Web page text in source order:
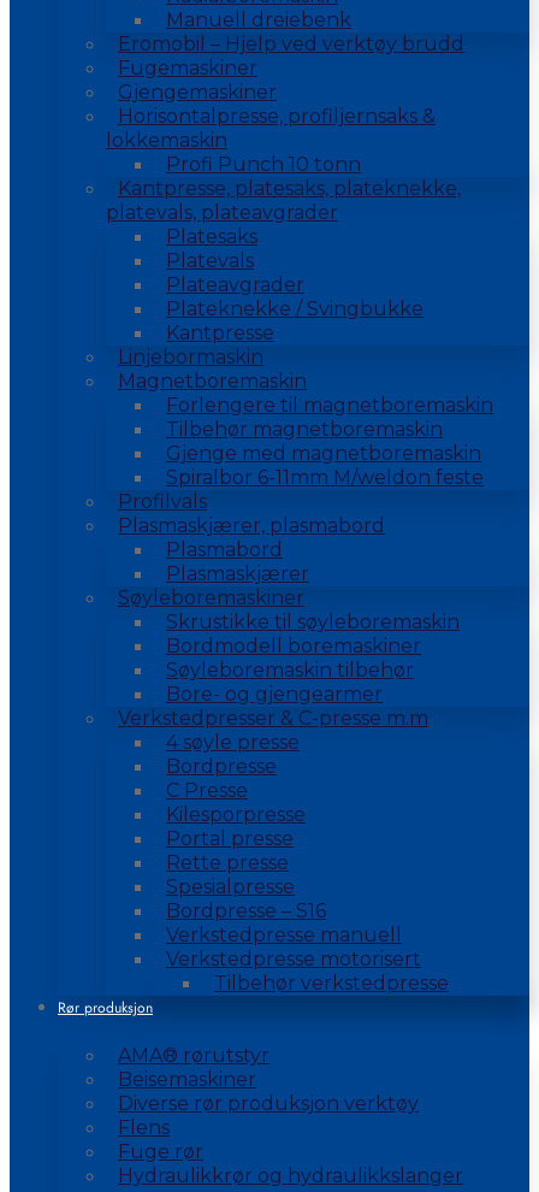
Manuell dreiebenk
Eromobil – Hjelp ved verktøy brudd
Fugemaskiner
Gjengemaskiner
Horisontalpresse, profiljernsaks &
lokkemaskin
Profi Punch 10 tonn
Kantpresse, platesaks, plateknekke,
platevals, plateavgrader
Platesaks
Platevals
Plateavgrader
Plateknekke / Svingbukke
Kantpresse
Linjebormaskin
Magnetboremaskin
Forlengere til magnetboremaskin
Tilbehør magnetboremaskin
Gjenge med magnetboremaskin
Spiralbor 6-11mm M/weldon feste
Profilvals
Plasmaskjærer, plasmabord
Plasmabord
Plasmaskjærer
Søyleboremaskiner
Skrustikke til søyleboremaskin
Bordmodell boremaskiner
Søyleboremaskin tilbehør
Bore- og gjengearmer
Verkstedpresser & C-presse m.m
4 søyle presse
Bordpresse
C Presse
Kilesporpresse
Portal presse
Rette presse
Spesialpresse
Bordpresse – S16
Verkstedpresse manuell
Verkstedpresse motorisert
Tilbehør verkstedpresse
Rør produksjon
AMA® rørutstyr
Beisemaskiner
Diverse rør produksjon verktøy
Flens
Fuge rør
Hydraulikkrør og hydraulikkslanger